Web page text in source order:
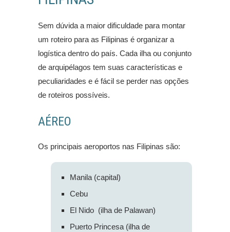
Sem dúvida a maior dificuldade para montar
um roteiro para as Filipinas é organizar a
logística dentro do país. Cada ilha ou conjunto
de arquipélagos tem suas características e
peculiaridades e é fácil se perder nas opções
de roteiros possíveis.
AÉREO
Os principais aeroportos nas Filipinas são:
Manila (capital)
Cebu
El Nido (ilha de Palawan)
Puerto Princesa (ilha de